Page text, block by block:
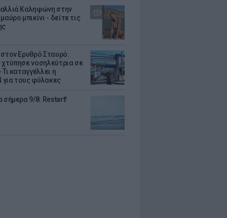
Καληφώνη στην
μπικίνι - δείτε τις
στον Ερυθρό Σταυρό:
χτύπησε νοσηλεύτρια σε
καταγγέλλει η
τους φύλακες
σήμερα 9/8: Restart!